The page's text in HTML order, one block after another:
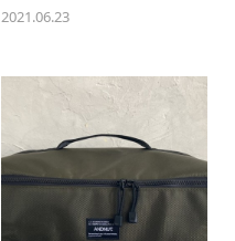
2021.06.23